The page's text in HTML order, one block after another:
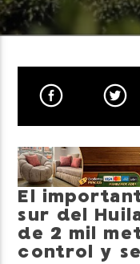
Neiva Estereo
El
sur del
de 2 mil
control y